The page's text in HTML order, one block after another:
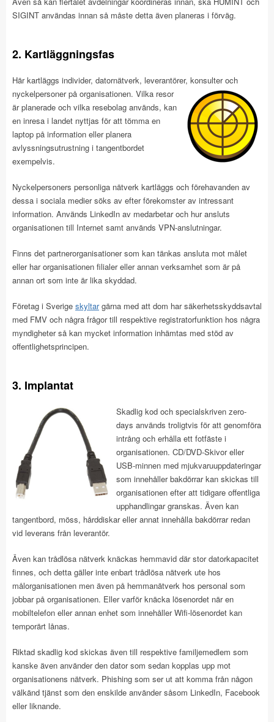
SIGINT användas innan så måste detta även planeras i förväg.
2. Kartläggningsfas
Här kartläggs individer, datornätverk, leverantörer, konsulter och
nyckelpersoner på organisationen. Vilka resor
är planerade och vilka resebolag används, kan
en inresa i landet nyttjas för att tömma en
laptop på information eller planera
avlyssningsutrustning i tangentbordet
exempelvis.
Nyckelpersoners personliga nätverk kartläggs och förehavanden av
dessa i sociala medier söks av efter förekomster av intressant
information. Används LinkedIn av medarbetar och hur ansluts
organisationen till Internet samt används VPN-anslutningar.
Finns det partnerorganisationer som kan tänkas ansluta mot målet
eller har organisationen filialer eller annan verksamhet som är på
annan ort som inte är lika skyddad.
Företag i Sverige skyltargärna med att dom har säkerhetsskyddsavtal
med FMV och några frågor till respektive registratorfunktion hos några
myndigheter så kan mycket information inhämtas med stöd av
offentlighetsprincipen.
3. Implantat
Skadlig kod och specialskriven zero-
days används troligtvis för att genomföra
intrång och erhålla ett fotfäste i
organisationen. CD/DVD-Skivor eller
USB-minnen med mjukvaruuppdateringar
som innehåller bakdörrar kan skickas till
organisationen efter att tidigare offentliga
upphandlingar granskas. Även kan
tangentbord, möss, hårddiskar eller annat innehålla bakdörrar redan
vid leverans från leverantör.
Även kan trådlösa nätverk knäckas hemmavid där stor datorkapacitet
finnes, och detta gäller inte enbart trådlösa nätverk ute hos
målorganisationen men även på hemmanätverk hos personal som
jobbar på organisationen. Eller varför knäcka lösenordet när en
mobiltelefon eller annan enhet som innehåller Wifi-lösenordet kan
temporärt lånas.
Riktad skadlig kod skickas även till respektive familjemedlem som
kanske även använder den dator som sedan kopplas upp mot
organisationens nätverk. Phishing som ser ut att komma från någon
välkänd tjänst som den enskilde använder såsom LinkedIn, Facebook
eller liknande.